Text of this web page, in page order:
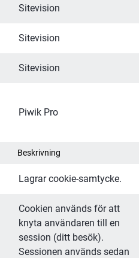
Sitevision
Sitevision
Sitevision
Piwik Pro
Beskrivning
Lagrar cookie-samtycke.
Cookien används för att
knyta användaren till en
session (ditt besök).
Sessionen används sedan